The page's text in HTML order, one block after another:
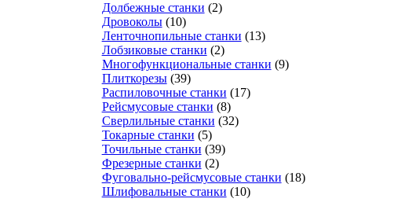
Долбежные станки (2)
Дровоколы (10)
Ленточнопильные станки (13)
Лобзиковые станки (2)
Многофункциональные станки (9)
Плиткорезы (39)
Распиловочные станки (17)
Рейсмусовые станки (8)
Сверлильные станки (32)
Токарные станки (5)
Точильные станки (39)
Фрезерные станки (2)
Фуговально-рейсмусовые станки (18)
Шлифовальные станки (10)